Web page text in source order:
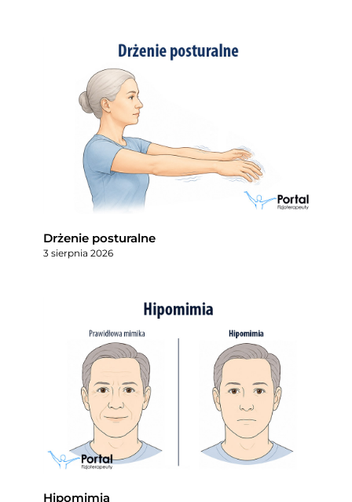
Drżenie posturalne
3 sierpnia 2026
Hipomimia